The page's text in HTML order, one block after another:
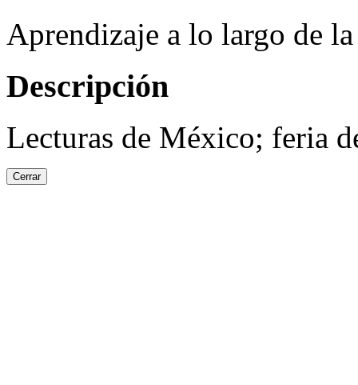
Aprendizaje a lo largo de
Descripción
Lecturas de México; feria
Cerrar